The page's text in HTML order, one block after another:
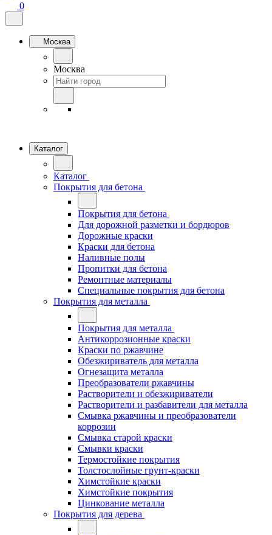
0
Москва
Москва
Каталог
Каталог
Покрытия для бетона
Покрытия для бетона
Для дорожной разметки и бордюров
Дорожные краски
Краски для бетона
Наливные полы
Пропитки для бетона
Ремонтные материалы
Специальные покрытия для бетона
Покрытия для металла
Покрытия для металла
Антикоррозионные краски
Краски по ржавчине
Обезжириватель для металла
Огнезащита металла
Преобразователи ржавчины
Растворители и обезжириватели
Растворители и разбавители для металла
Смывка ржавчины и преобразователи
коррозии
Смывка старой краски
Смывки краски
Термостойкие покрытия
Толстослойные грунт-краски
Химстойкие краски
Химстойкие покрытия
Цинкование металла
Покрытия для дерева